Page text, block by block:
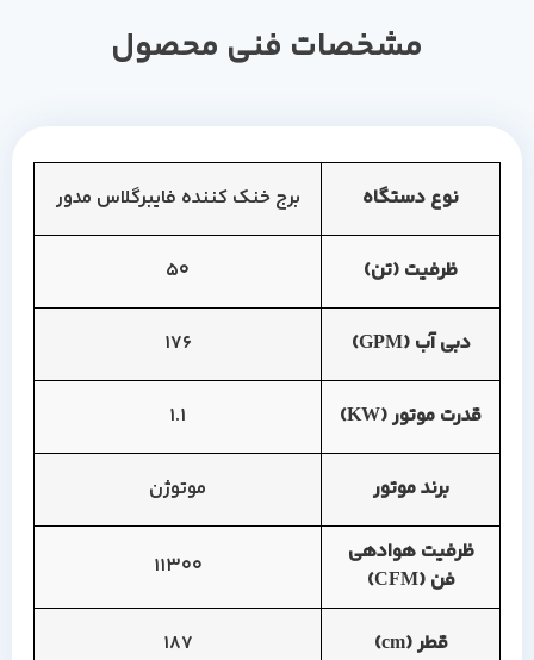
مشخصات فنی محصول
نوع دستگاه برج خنک کننده فایبرگلاس مدور
ظرفیت (تن)
دبی آب (GPM)
قدرت موتور (KW)
برند موتور موتوژن
ظرفیت هوادهی
فن (CFM)
11300
قطر (cm)